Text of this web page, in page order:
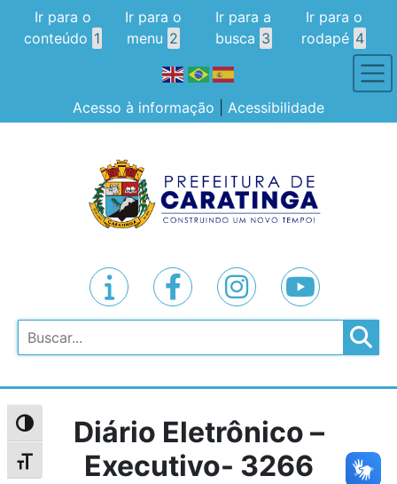
Alternar alto contraste
Alternar tamanho da fonte
Ir para o
conteúdo 1
Ir para o
menu 2
Ir para a
busca 3
Ir para o
rodapé 4
Acesso à informação Acessibilidade
Pesquisar
Diário Eletrônico –
Executivo- 3266